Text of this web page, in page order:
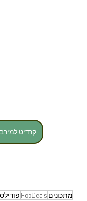
קרדיט
מתכונים FooDeals פודילס